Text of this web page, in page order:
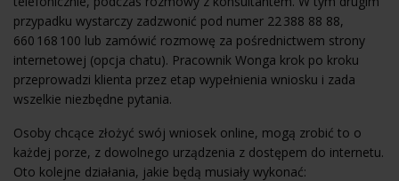
przypadku wystarczy zadzwonić pod numer 22 388 88 88,
660 168 100 lub zamówić rozmowę za pośrednictwem strony
internetowej (opcja chatu). Pracownik Wonga krok po kroku
przeprowadzi klienta przez etap wypełnienia wniosku i zada
wszelkie niezbędne pytania.
Osoby chcące złożyć swój wniosek online, mogą zrobić to o
każdej porze, z dowolnego urządzenia z dostępem do internetu.
Oto kolejne działania, jakie będą musiały wykonać: